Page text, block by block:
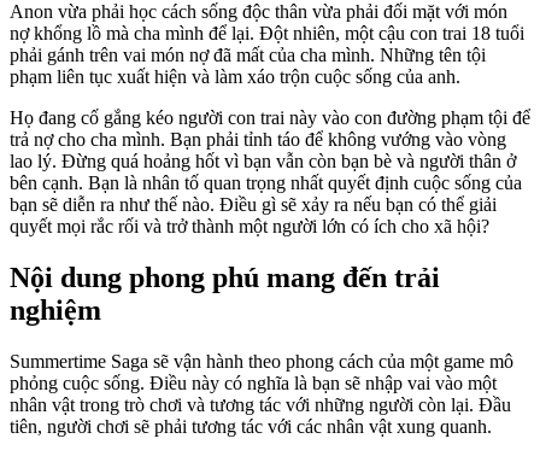
Anon vừa phải học cách sống độc thân vừa phải đối mặt với món
nợ khổng lồ mà cha mình để lại. Đột nhiên, một cậu con trai 18 tuổi
phải gánh trên vai món nợ đã mất của cha mình. Những tên tội
phạm liên tục xuất hiện và làm xáo trộn cuộc sống của anh.
Họ đang cố gắng kéo người con trai này vào con đường phạm tội để
trả nợ cho cha mình. Bạn phải tỉnh táo để không vướng vào vòng
lao lý. Đừng quá hoảng hốt vì bạn vẫn còn bạn bè và người thân ở
bên cạnh. Bạn là nhân tố quan trọng nhất quyết định cuộc sống của
bạn sẽ diễn ra như thế nào. Điều gì sẽ xảy ra nếu bạn có thể giải
quyết mọi rắc rối và trở thành một người lớn có ích cho xã hội?
Nội dung phong phú mang đến trải
nghiệm
Summertime Saga sẽ vận hành theo phong cách của một game mô
phỏng cuộc sống. Điều này có nghĩa là bạn sẽ nhập vai vào một
nhân vật trong trò chơi và tương tác với những người còn lại. Đầu
tiên, người chơi sẽ phải tương tác với các nhân vật xung quanh.